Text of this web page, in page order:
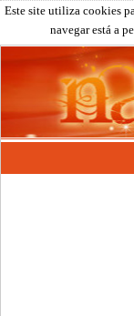
Este site utiliza cookies
navegar está a